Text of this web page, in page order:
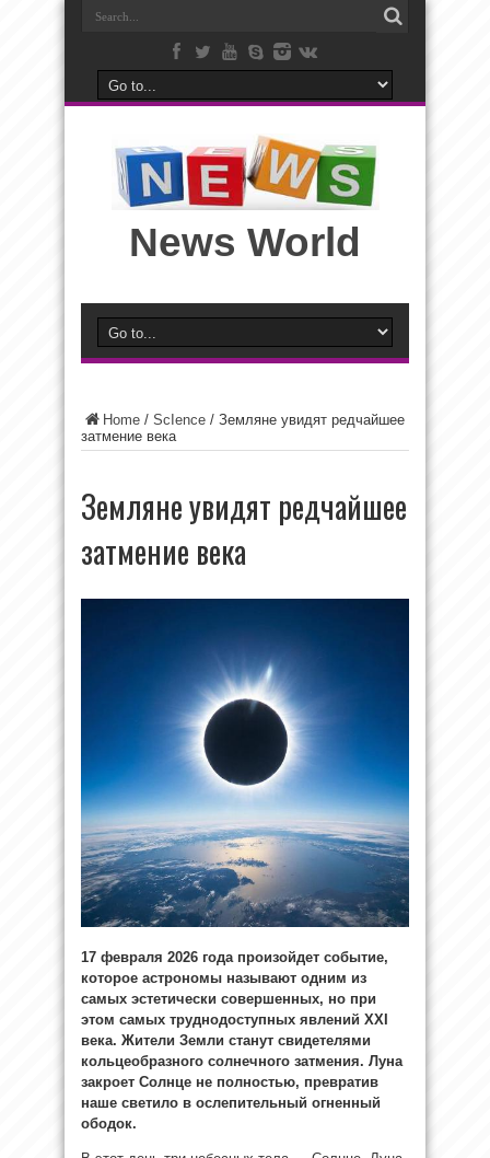
News World
Home / ScIence / Земляне увидят редчайшее
затмение века
Земляне увидят редчайшее
затмение века
17 февраля 2026 года произойдет событие,
которое астрономы называют одним из
самых эстетически совершенных, но при
этом самых труднодоступных явлений XXI
века. Жители Земли станут свидетелями
кольцеобразного солнечного затмения. Луна
закроет Солнце не полностью, превратив
наше светило в ослепительный огненный
ободок.